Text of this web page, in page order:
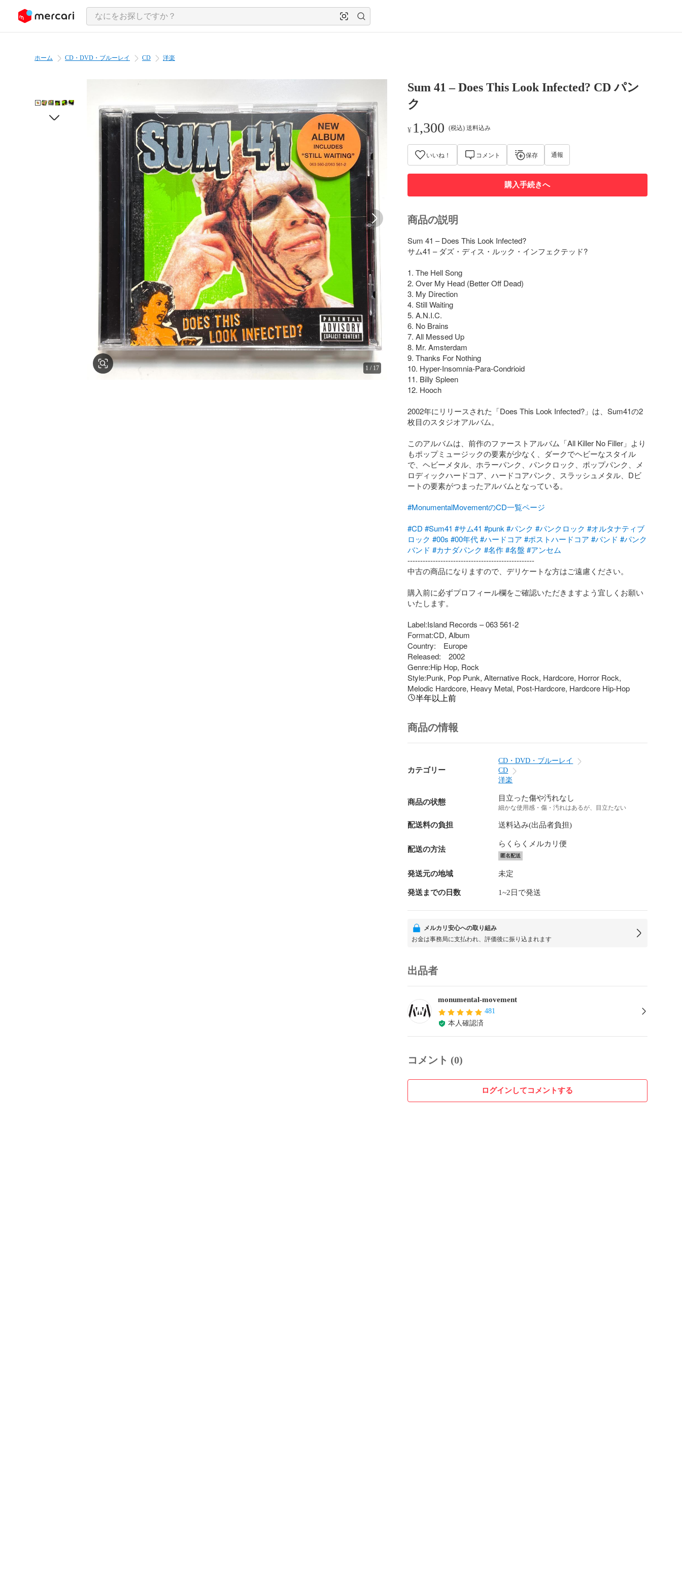
ツにスキップ
ホーム CD・DVD・ブルーレイ CD 洋楽
1/ 17
Sum 41 – Does This Look Infected? CD パン
ク
¥ 1,300 (税込) 送料込み
いいね！ コメント 保存 通報
購入手続きへ
商品の説明
Sum 41 – Does This Look Infected?
サム41 – ダズ・ディス・ルック・インフェクテッド?
1. The Hell Song
2. Over My Head (Better Off Dead)
3. My Direction
4. Still Waiting
5. A.N.I.C.
6. No Brains
7. All Messed Up
8. Mr. Amsterdam
9. Thanks For Nothing
10. Hyper-Insomnia-Para-Condrioid
11. Billy Spleen
12. Hooch
2002年にリリースされた「Does This Look Infected?」は、Sum41の2
枚目のスタジオアルバム。
このアルバムは、前作のファーストアルバム「All Killer No Filler」より
もポップミュージックの要素が少なく、ダークでヘビーなスタイル
で、ヘビーメタル、ホラーパンク、パンクロック、ポップパンク、メ
ロディックハードコア、ハードコアパンク、スラッシュメタル、Dビ
ートの要素がつまったアルバムとなっている。
#MonumentalMovementのCD一覧ページ
#CD #Sum41 #サム41 #punk #パンク #パンクロック #オルタナティブ
ロック #00s #00年代 #ハードコア #ポストハードコア #バンド #パンク
バンド #カナダパンク #名作 #名盤 #アンセム
--------------------------------------------------
中古の商品になりますので、デリケートな方はご遠慮ください。
購入前に必ずプロフィール欄をご確認いただきますよう宜しくお願い
いたします。
Label:Island Records – 063 561-2
Format:CD, Album
Country:　Europe
Released:　2002
Genre:Hip Hop, Rock
Style:Punk, Pop Punk, Alternative Rock, Hardcore, Horror Rock,
Melodic Hardcore, Heavy Metal, Post-Hardcore, Hardcore Hip-Hop
半年以上前
商品の情報
カテゴリー
CD・DVD・ブルーレイ
CD
洋楽
商品の状態 目立った傷や汚れなし
細かな使用感・傷・汚れはあるが、目立たない
配送料の負担 送料込み(出品者負担)
配送の方法
らくらくメルカリ便
匿名配送
発送元の地域 未定
発送までの日数 1~2日で発送
メルカリ安心への取り組み
お金は事務局に支払われ、評価後に振り込まれます
出品者
monumental-movement
481
本人確認済
コメント (0)
ログインしてコメントする